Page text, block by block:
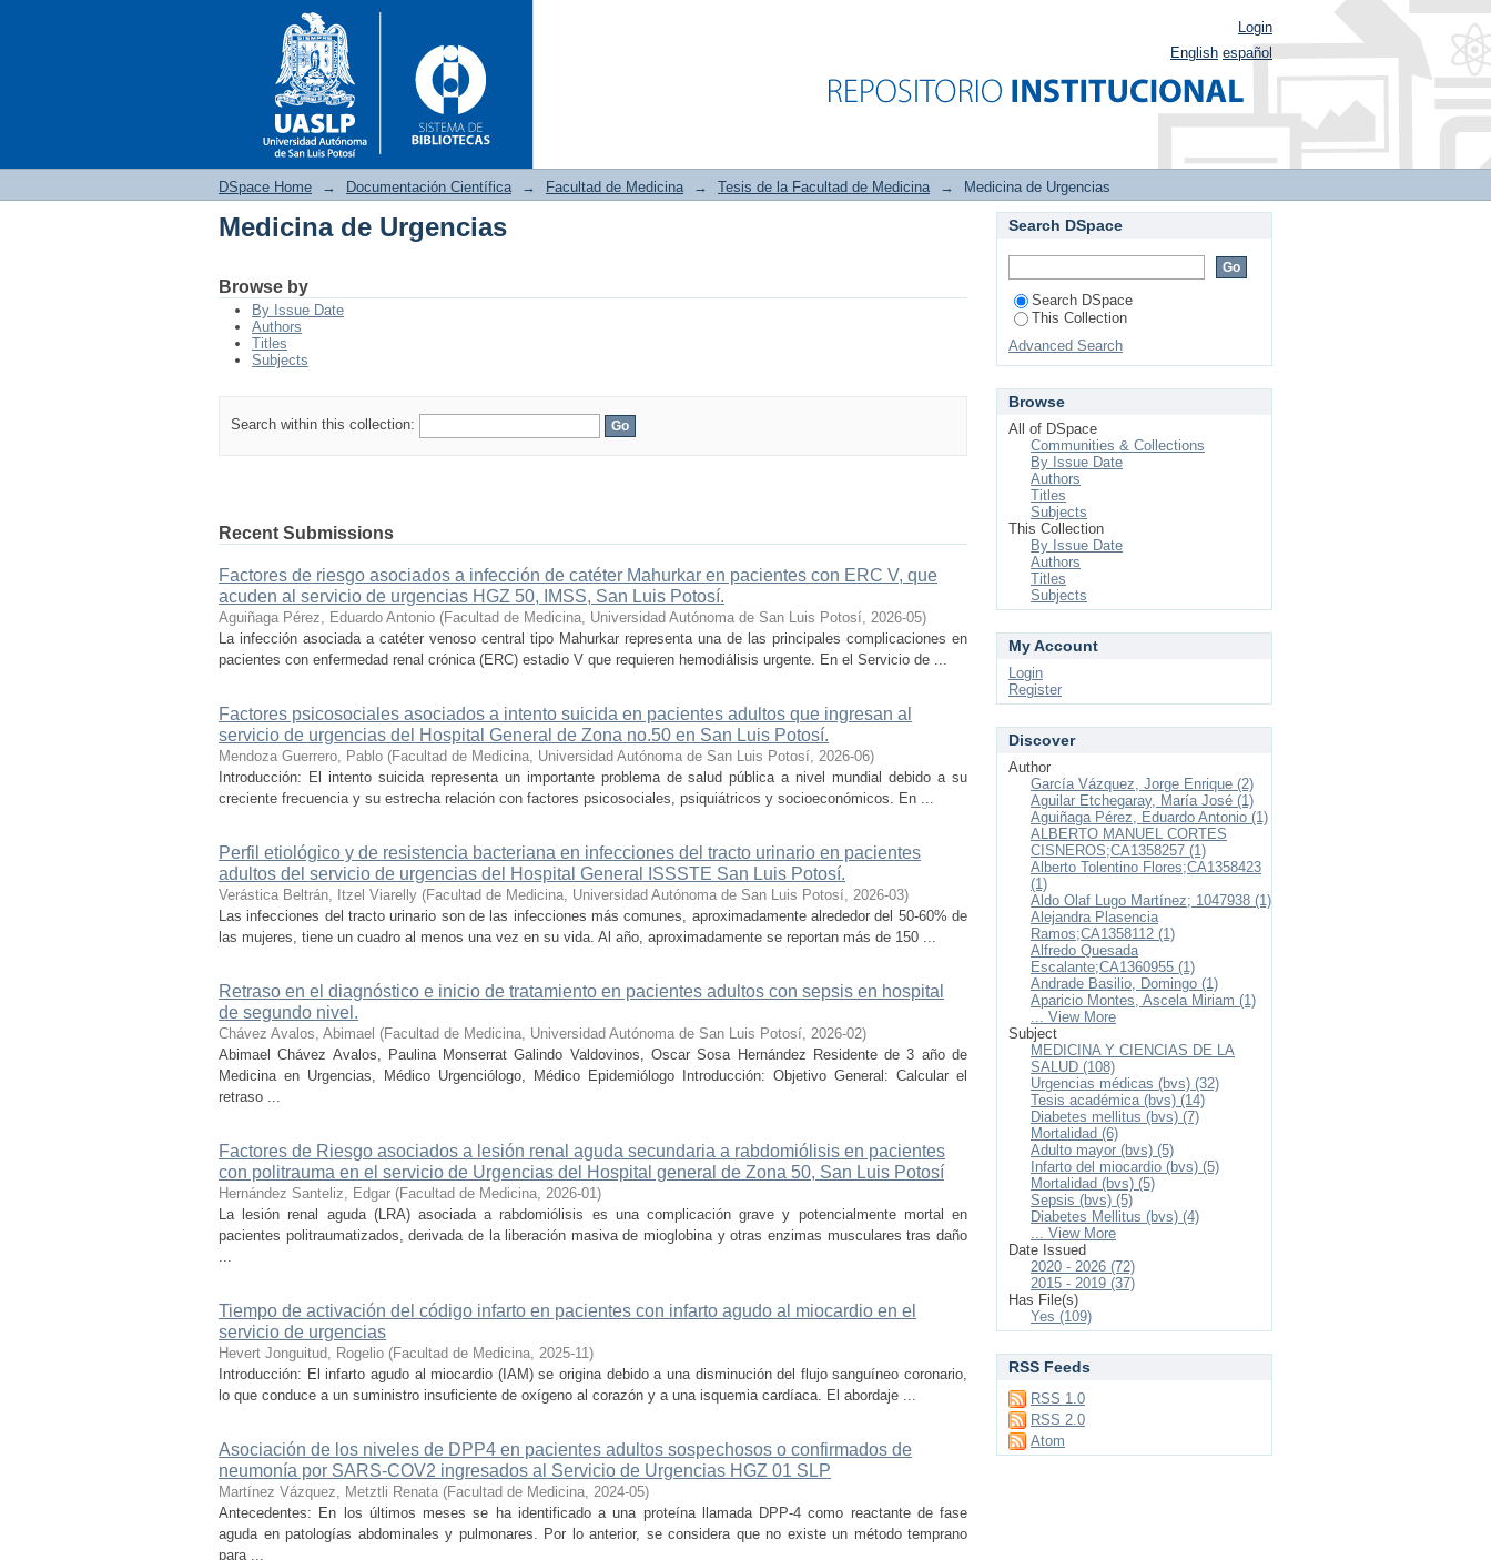
Login
English español
DSpace Home → Documentación Científica → Facultad de Medicina → Tesis de la Facultad de Medicina → Medicina de Urgencias
Medicina de Urgencias
Browse by
By Issue Date
Authors
Titles
Subjects
Search within this collection:
Recent Submissions
Factores de riesgo asociados a infección de catéter Mahurkar en pacientes con ERC V, que
acuden al servicio de urgencias HGZ 50, IMSS, San Luis Potosí.
Aguiñaga Pérez, Eduardo Antonio (Facultad de Medicina, Universidad Autónoma de San Luis Potosí, 2026-05)
La infección asociada a catéter venoso central tipo Mahurkar representa una de las principales complicaciones en
pacientes con enfermedad renal crónica (ERC) estadio V que requieren hemodiálisis urgente. En el Servicio de ...
Factores psicosociales asociados a intento suicida en pacientes adultos que ingresan al
servicio de urgencias del Hospital General de Zona no.50 en San Luis Potosí.
Mendoza Guerrero, Pablo (Facultad de Medicina, Universidad Autónoma de San Luis Potosí, 2026-06)
Introducción: El intento suicida representa un importante problema de salud pública a nivel mundial debido a su
creciente frecuencia y su estrecha relación con factores psicosociales, psiquiátricos y socioeconómicos. En ...
Perfil etiológico y de resistencia bacteriana en infecciones del tracto urinario en pacientes
adultos del servicio de urgencias del Hospital General ISSSTE San Luis Potosí.
Verástica Beltrán, Itzel Viarelly (Facultad de Medicina, Universidad Autónoma de San Luis Potosí, 2026-03)
Las infecciones del tracto urinario son de las infecciones más comunes, aproximadamente alrededor del 50-60% de
las mujeres, tiene un cuadro al menos una vez en su vida. Al año, aproximadamente se reportan más de 150 ...
Retraso en el diagnóstico e inicio de tratamiento en pacientes adultos con sepsis en hospital
de segundo nivel.
Chávez Avalos, Abimael (Facultad de Medicina, Universidad Autónoma de San Luis Potosí, 2026-02)
Abimael Chávez Avalos, Paulina Monserrat Galindo Valdovinos, Oscar Sosa Hernández Residente de 3 año de
Medicina en Urgencias, Médico Urgenciólogo, Médico Epidemiólogo Introducción: Objetivo General: Calcular el
retraso ...
Factores de Riesgo asociados a lesión renal aguda secundaria a rabdomiólisis en pacientes
con politrauma en el servicio de Urgencias del Hospital general de Zona 50, San Luis Potosí
Hernández Santeliz, Edgar (Facultad de Medicina, 2026-01)
La lesión renal aguda (LRA) asociada a rabdomiólisis es una complicación grave y potencialmente mortal en
pacientes politraumatizados, derivada de la liberación masiva de mioglobina y otras enzimas musculares tras daño
...
Tiempo de activación del código infarto en pacientes con infarto agudo al miocardio en el
servicio de urgencias
Hevert Jonguitud, Rogelio (Facultad de Medicina, 2025-11)
Introducción: El infarto agudo al miocardio (IAM) se origina debido a una disminución del flujo sanguíneo coronario,
lo que conduce a un suministro insuficiente de oxígeno al corazón y a una isquemia cardíaca. El abordaje ...
Asociación de los niveles de DPP4 en pacientes adultos sospechosos o confirmados de
neumonía por SARS-COV2 ingresados al Servicio de Urgencias HGZ 01 SLP
Martínez Vázquez, Metztli Renata (Facultad de Medicina, 2024-05)
Antecedentes: En los últimos meses se ha identificado a una proteína llamada DPP-4 como reactante de fase
aguda en patologías abdominales y pulmonares. Por lo anterior, se considera que no existe un método temprano
para ...
Search DSpace
Search DSpace
This Collection
Advanced Search
Browse
All of DSpace
Communities & Collections
By Issue Date
Authors
Titles
Subjects
This Collection
By Issue Date
Authors
Titles
Subjects
My Account
Login
Register
Discover
Author
García Vázquez, Jorge Enrique (2)
Aguilar Etchegaray, María José (1)
Aguiñaga Pérez, Eduardo Antonio (1)
ALBERTO MANUEL CORTES
CISNEROS;CA1358257 (1)
Alberto Tolentino Flores;CA1358423
(1)
Aldo Olaf Lugo Martínez; 1047938 (1)
Alejandra Plasencia
Ramos;CA1358112 (1)
Alfredo Quesada
Escalante;CA1360955 (1)
Andrade Basilio, Domingo (1)
Aparicio Montes, Ascela Miriam (1)
... View More
Subject
MEDICINA Y CIENCIAS DE LA
SALUD (108)
Urgencias médicas (bvs) (32)
Tesis académica (bvs) (14)
Diabetes mellitus (bvs) (7)
Mortalidad (6)
Adulto mayor (bvs) (5)
Infarto del miocardio (bvs) (5)
Mortalidad (bvs) (5)
Sepsis (bvs) (5)
Diabetes Mellitus (bvs) (4)
... View More
Date Issued
2020 - 2026 (72)
2015 - 2019 (37)
Has File(s)
Yes (109)
RSS Feeds
RSS 1.0
RSS 2.0
Atom